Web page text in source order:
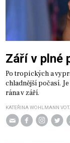
Září v plné
Po tropických a
chladnější počasí.
rána v září.
KATEŘINA WOHLMANN